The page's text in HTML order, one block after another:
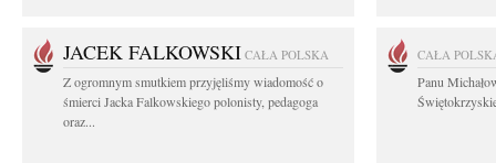
JACEK FALKOWSKI CAŁA POLSKA
Z ogromnym smutkiem przyjęliśmy wiadomość o
śmierci Jacka Falkowskiego polonisty, pedagoga
oraz...
CAŁA
Panu